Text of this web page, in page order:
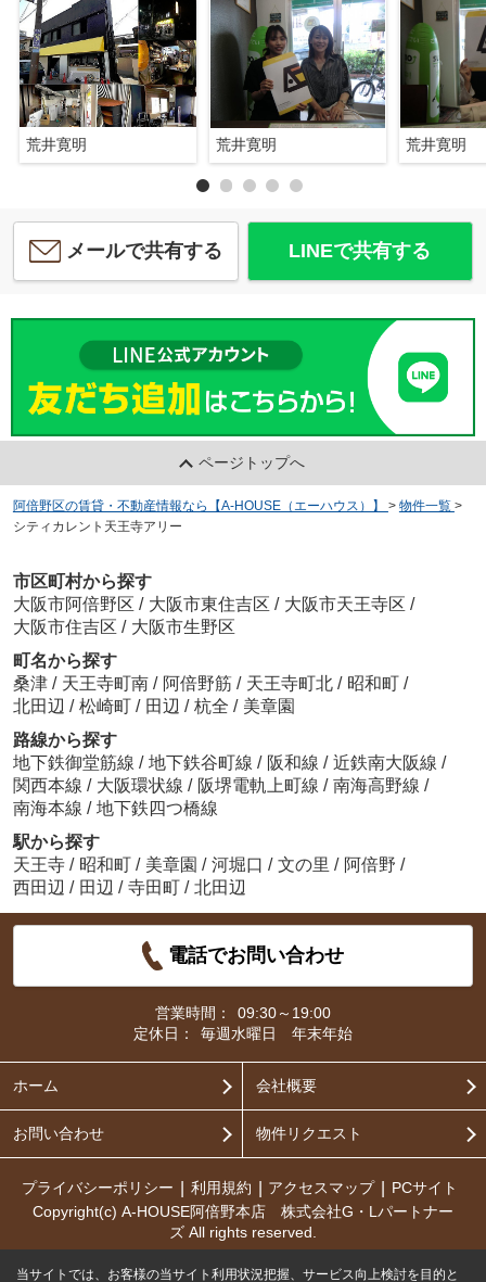
荒井寛明 荒井寛明 荒井寛明
メールで共有する LINEで共有する
ページトップへ
阿倍野区の賃貸・不動産情報なら【A-HOUSE（エーハウス）】 > 物件一覧 >
シティカレント天王寺アリー
市区町村から探す
大阪市阿倍野区 / 大阪市東住吉区 / 大阪市天王寺区 /
大阪市住吉区 / 大阪市生野区
町名から探す
桑津 / 天王寺町南 / 阿倍野筋 / 天王寺町北 / 昭和町 /
北田辺 / 松崎町 / 田辺 / 杭全 / 美章園
路線から探す
地下鉄御堂筋線 / 地下鉄谷町線 / 阪和線 / 近鉄南大阪線 /
関西本線 / 大阪環状線 / 阪堺電軌上町線 / 南海高野線 /
南海本線 / 地下鉄四つ橋線
駅から探す
天王寺 / 昭和町 / 美章園 / 河堀口 / 文の里 / 阿倍野 /
西田辺 / 田辺 / 寺田町 / 北田辺
電話でお問い合わせ
営業時間：
09:30～19:00
定休日：
毎週水曜日 年末年始
ホーム 会社概要
お問い合わせ 物件リクエスト
プライバシーポリシー 利用規約 アクセスマップ
PCサイト
Copyright(c) A-HOUSE阿倍野本店 株式会社G・Lパートナー
ズ All rights reserved.
当サイトでは、お客様の当サイト利用状況把握、サービス向上検討を目的と